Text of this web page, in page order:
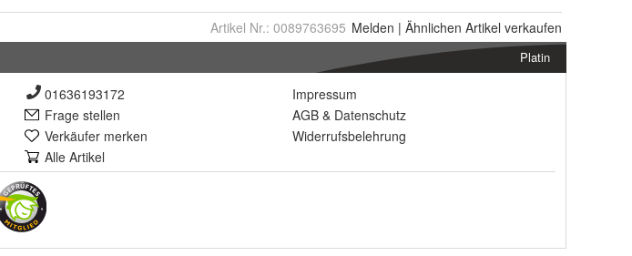
Artikel Nr.: 0089763695 Melden | Ähnlichen Artikel verkaufen
Platin
01636193172
Frage stellen
Verkäufer merken
Alle Artikel
Impressum
AGB & Datenschutz
Widerrufsbelehrung